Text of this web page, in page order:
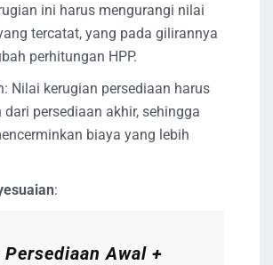
ini harus mengurangi nilai
tercatat, yang pada gilirannya
perhitungan HPP.
Nilai kerugian persediaan harus
persediaan akhir, sehingga
biaya yang lebih
:
Persediaan Awal +